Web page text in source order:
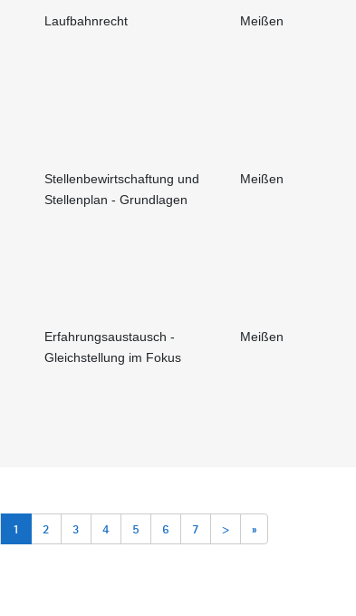
Laufbahnrecht Meißen
Stellenbewirtschaftung und
Stellenplan - Grundlagen
Meißen
Erfahrungsaustausch -
Gleichstellung im Fokus
Meißen
1 2 3 4 5 6 7 > »